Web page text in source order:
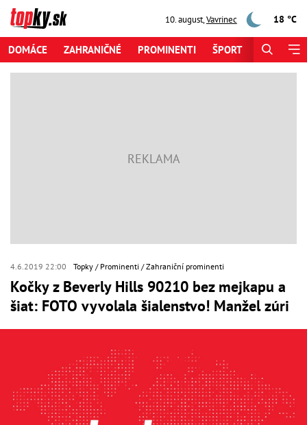
10. august,Vavrinec 18 °C
DOMÁCE ZAHRANIČNÉ PROMINENTI ŠPORT
4.6.2019 22:00 Topky Prominenti Zahraniční prominenti
Kočky z Beverly Hills 90210 bez mejkapu a
šiat: FOTO vyvolala šialenstvo! Manžel zúri